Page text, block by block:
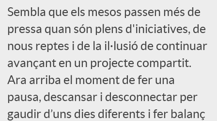
x
e
s
S
Sembla que els mesos passen més de
pressa quan són plens d'iniciatives, de
nous reptes i de la il·lusió de continuar
avançant en un projecte compartit.
Ara arriba el moment de fer una
pausa, descansar i desconnectar per
gaudir d’uns dies diferents i fer balanç